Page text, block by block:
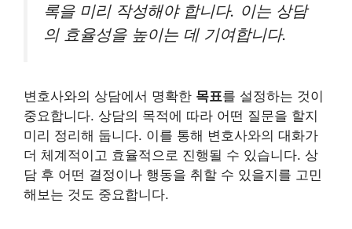
록을 미리 작성해야 합니다. 이는 상담
의 효율성을 높이는 데 기여합니다.
변호사와의 상담에서 명확한 목표를 설정하는 것이
중요합니다. 상담의 목적에 따라 어떤 질문을 할지
미리 정리해 둡니다. 이를 통해 변호사와의 대화가
더 체계적이고 효율적으로 진행될 수 있습니다. 상
담 후 어떤 결정이나 행동을 취할 수 있을지를 고민
해보는 것도 중요합니다.